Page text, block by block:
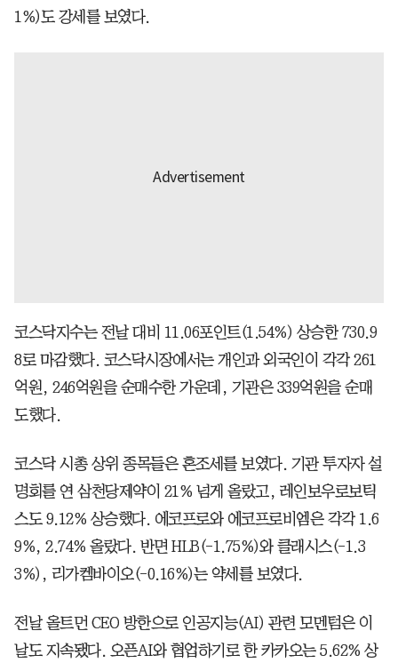
1%)도 강세를 보였다.
코스닥지수는 전날 대비 11.06포인트(1.54%) 상승한 730.9
8로 마감했다. 코스닥시장에서는 개인과 외국인이 각각 261
억원, 246억원을 순매수한 가운데, 기관은 339억원을 순매
도했다.
코스닥 시총 상위 종목들은 혼조세를 보였다. 기관 투자자 설
명회를 연 삼천당제약이 21% 넘게 올랐고, 레인보우로보틱
스도 9.12% 상승했다. 에코프로와 에코프로비엠은 각각 1.6
9%, 2.74% 올랐다. 반면 HLB(-1.75%)와 클래시스(-1.3
3%), 리가켐바이오(-0.16%)는 약세를 보였다.
전날 올트먼 CEO 방한으로 인공지능(AI) 관련 모멘텀은 이
날도 지속됐다. 오픈AI와 협업하기로 한 카카오는 5.62% 상